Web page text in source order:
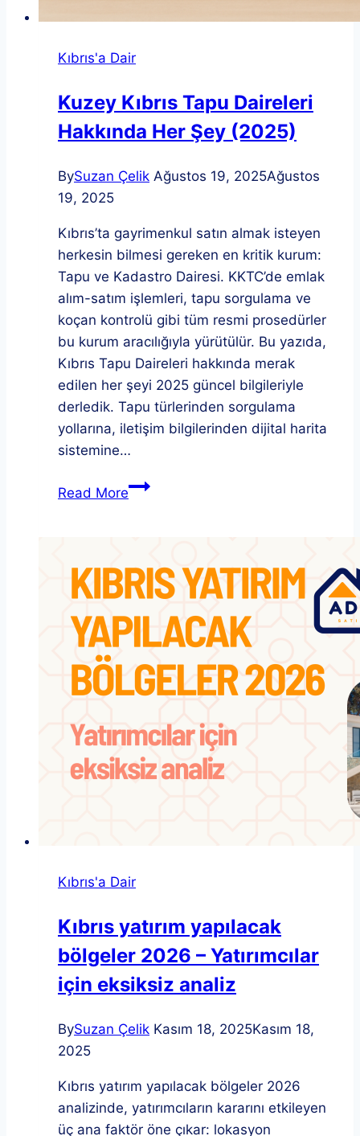
Kıbrıs'a Dair
Kuzey Kıbrıs Tapu Daireleri
Hakkında Her Şey (2025)
BySuzan Çelik Ağustos 19, 2025Ağustos
19, 2025
Kıbrıs’ta gayrimenkul satın almak isteyen
herkesin bilmesi gereken en kritik kurum:
Tapu ve Kadastro Dairesi. KKTC’de emlak
alım-satım işlemleri, tapu sorgulama ve
koçan kontrolü gibi tüm resmi prosedürler
bu kurum aracılığıyla yürütülür. Bu yazıda,
Kıbrıs Tapu Daireleri hakkında merak
edilen her şeyi 2025 güncel bilgileriyle
derledik. Tapu türlerinden sorgulama
yollarına, iletişim bilgilerinden dijital harita
sistemine…
Read MoreKuzey
Hakkında
Her
Şey
(2025)
Kıbrıs'a Dair
Kıbrıs yatırım yapılacak
bölgeler 2026 – Yatırımcılar
için eksiksiz analiz
BySuzan Çelik Kasım 18, 2025Kasım 18,
2025
Kıbrıs yatırım yapılacak bölgeler 2026
analizinde, yatırımcıların kararını etkileyen
üç ana faktör öne çıkar: lokasyon